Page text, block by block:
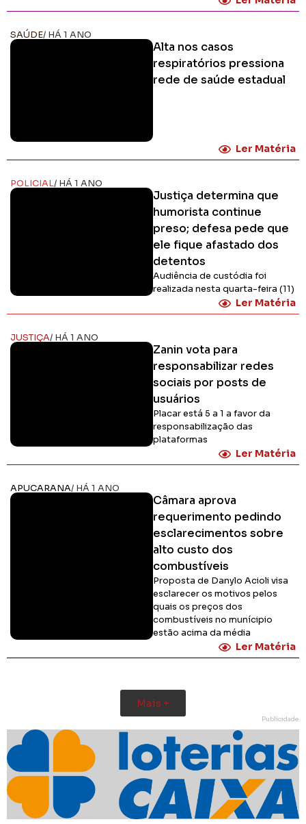
SAÚDE/ HÁ 1 ANO
Alta nos casos
respiratórios pressiona
rede de saúde estadual
Ler Matéria
POLICIAL/ HÁ 1 ANO
Justiça determina que
humorista continue
preso; defesa pede que
ele fique afastado dos
detentos
Audiência de custódia foi
realizada nesta quarta-feira (11)
Ler Matéria
JUSTIÇA/ HÁ 1 ANO
Zanin vota para
responsabilizar redes
sociais por posts de
usuários
Placar está 5 a 1 a favor da
responsabilização das
plataformas
Ler Matéria
APUCARANA/ HÁ 1 ANO
Câmara aprova
requerimento pedindo
esclarecimentos sobre
alto custo dos
combustíveis
Proposta de Danylo Acioli visa
esclarecer os motivos pelos
quais os preços dos
combustíveis no munícipio
estão acima da média
Ler Matéria
Mais +
Publicidade